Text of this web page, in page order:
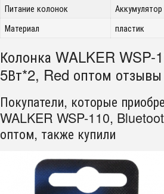
Питание колонок
Аккумулятор
Материал
пластик
Колонка WALKER WSP-
5Вт*2, Red оптом отзывы
Покупатели, которые
WALKER WSP-110,
оптом, также купили